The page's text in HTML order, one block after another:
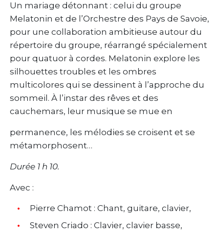
Un mariage détonnant : celui du groupe
Melatonin et de l’Orchestre des Pays de Savoie,
pour une collaboration ambitieuse autour du
répertoire du groupe, réarrangé spécialement
pour quatuor à cordes. Melatonin explore les
silhouettes troubles et les ombres
multicolores qui se dessinent à l’approche du
sommeil. À l’instar des rêves et des
cauchemars, leur musique se mue en
permanence, les mélodies se croisent et se
métamorphosent…
Durée 1 h 10.
Avec :
Pierre Chamot : Chant, guitare, clavier,
Steven Criado : Clavier, clavier basse,